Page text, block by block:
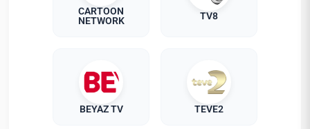
CARTOON
NETWORK
TV8
BEYAZ TV TEVE2